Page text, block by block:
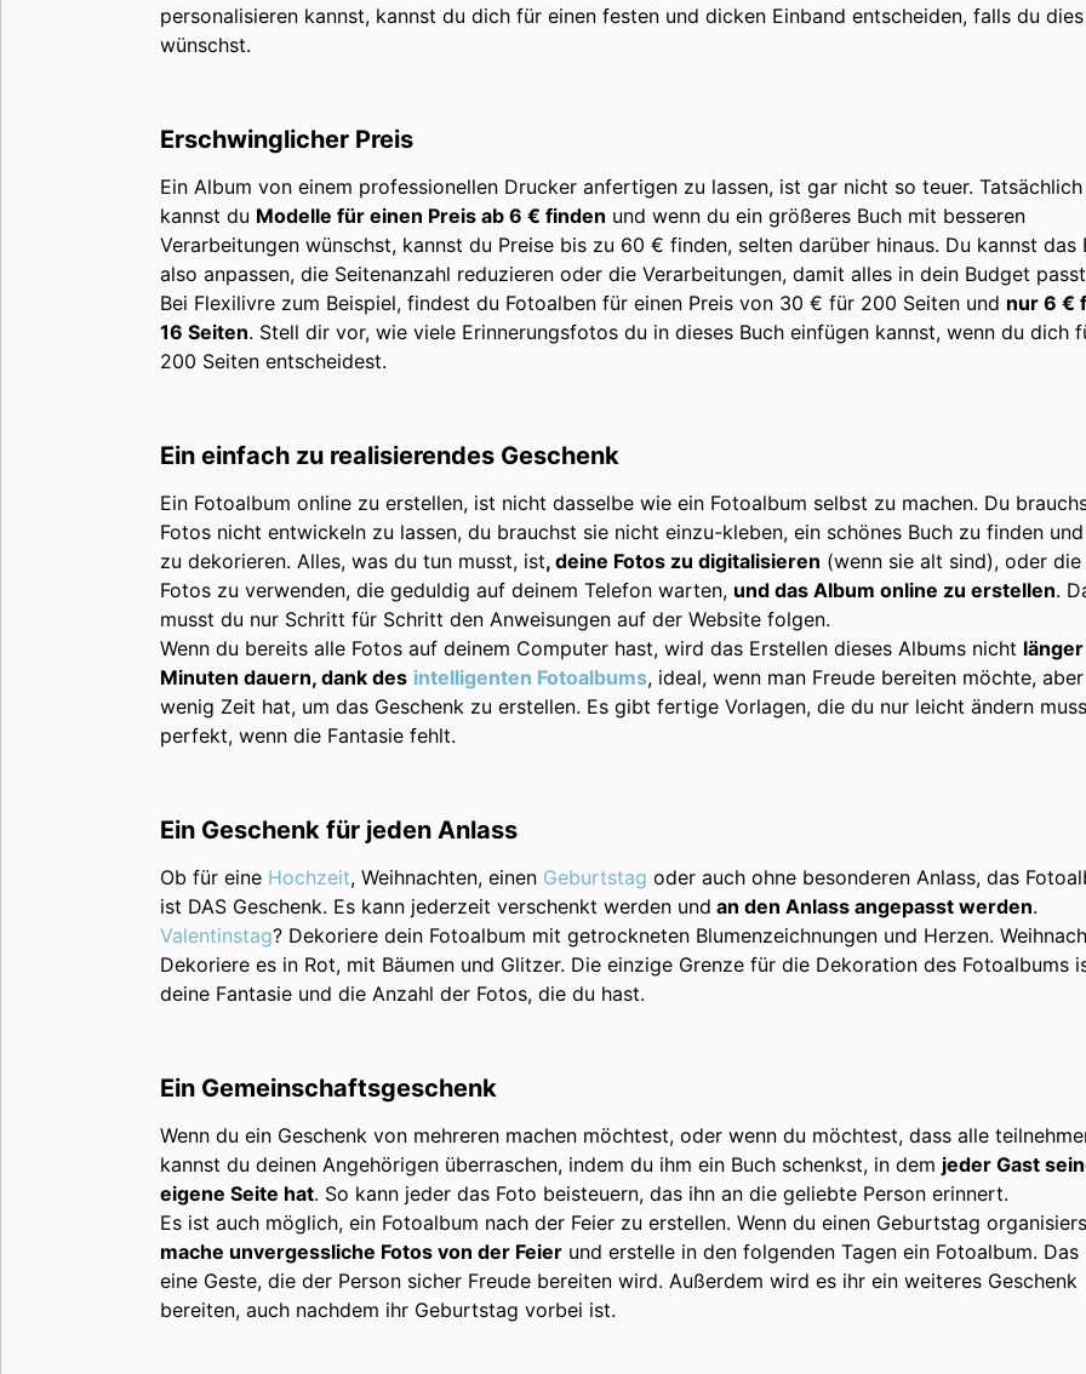
personalisieren kannst, kannst du dich für einen festen und dicken Einband entscheiden, falls du dies
wünschst.
Erschwinglicher Preis
Ein Album von einem professionellen Drucker anfertigen zu lassen, ist gar nicht so teuer. Tatsächlich
kannst du Modelle für einen Preis ab 6 € finden und wenn du ein größeres Buch mit besseren
Verarbeitungen wünschst, kannst du Preise bis zu 60 € finden, selten darüber hinaus. Du kannst das
also anpassen, die Seitenanzahl reduzieren oder die Verarbeitungen, damit alles in dein Budget
Bei Flexilivre zum Beispiel, findest du Fotoalben für einen Preis von 30 € für 200 Seiten und nur 6 €
16 Seiten. Stell dir vor, wie viele Erinnerungsfotos du in dieses Buch einfügen kannst, wenn du dich
200 Seiten entscheidest.
Ein einfach zu realisierendes Geschenk
Ein Fotoalbum online zu erstellen, ist nicht dasselbe wie ein Fotoalbum selbst zu machen. Du
Fotos nicht entwickeln zu lassen, du brauchst sie nicht einzu-kleben, ein schönes Buch zu finden
zu dekorieren. Alles, was du tun musst, ist, deine Fotos zu digitalisieren (wenn sie alt sind), oder die
Fotos zu verwenden, die geduldig auf deinem Telefon warten, und das Album online zu erstellen.
musst du nur Schritt für Schritt den Anweisungen auf der Website folgen.
Wenn du bereits alle Fotos auf deinem Computer hast, wird das Erstellen dieses Albums nicht
Minuten dauern, dank des intelligenten Fotoalbums, ideal, wenn man Freude bereiten möchte, aber
wenig Zeit hat, um das Geschenk zu erstellen. Es gibt fertige Vorlagen, die du nur leicht ändern
perfekt, wenn die Fantasie fehlt.
Ein Geschenk für jeden Anlass
Ob für eine Hochzeit, Weihnachten, einen Geburtstag oder auch ohne besonderen Anlass, das
ist DAS Geschenk. Es kann jederzeit verschenkt werden und an den Anlass angepasst werden.
Valentinstag? Dekoriere dein Fotoalbum mit getrockneten Blumenzeichnungen und Herzen.
Dekoriere es in Rot, mit Bäumen und Glitzer. Die einzige Grenze für die Dekoration des Fotoalbums
deine Fantasie und die Anzahl der Fotos, die du hast.
Ein Gemeinschaftsgeschenk
Wenn du ein Geschenk von mehreren machen möchtest, oder wenn du möchtest, dass alle
kannst du deinen Angehörigen überraschen, indem du ihm ein Buch schenkst, in dem jeder Gast
eigene Seite hat. So kann jeder das Foto beisteuern, das ihn an die geliebte Person erinnert.
Es ist auch möglich, ein Fotoalbum nach der Feier zu erstellen. Wenn du einen Geburtstag
mache unvergessliche Fotos von der Feier und erstelle in den folgenden Tagen ein Fotoalbum. Das
eine Geste, die der Person sicher Freude bereiten wird. Außerdem wird es ihr ein weiteres Geschenk
bereiten, auch nachdem ihr Geburtstag vorbei ist.